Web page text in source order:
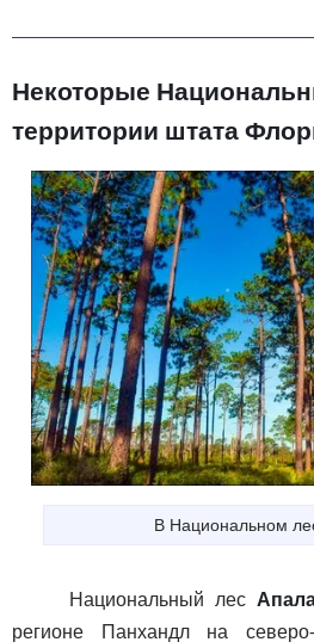
Некоторые
территории штата
В Национальном
Национальный лес
регионе Панхандл на